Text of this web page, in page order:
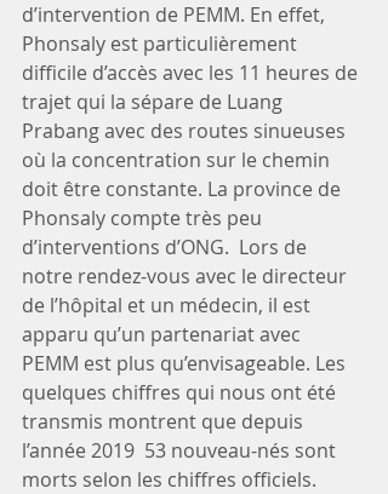
d’intervention de PEMM. En effet,
Phonsaly est particulièrement
difficile d’accès avec les 11 heures de
trajet qui la sépare de Luang
Prabang avec des routes sinueuses
où la concentration sur le chemin
doit être constante. La province de
Phonsaly compte très peu
d’interventions d’ONG.  Lors de
notre rendez-vous avec le directeur
de l’hôpital et un médecin, il est
apparu qu’un partenariat avec
PEMM est plus qu’envisageable. Les
quelques chiffres qui nous ont été
transmis montrent que depuis
l’année 2019  53 nouveau-nés sont
morts selon les chiffres officiels.